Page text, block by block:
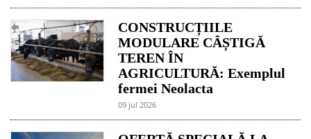
CONSTRUCȚIILE
MODULARE CÂȘTIGĂ
TEREN ÎN
AGRICULTURĂ: Exemplul
fermei Neolacta
09 jul 2026